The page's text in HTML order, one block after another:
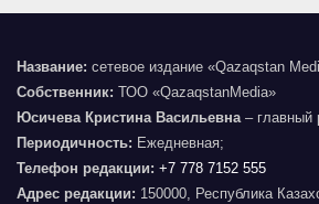
Название: сетевое издание «Qazaqstan
Собственник: ТОО «QazaqstanMedia»
Юсичева Кристина Васильевна– главный
Периодичность: Ежедневная;
Телефон редакции: +7 778 7152 555
Адрес редакции: 150000, Республика